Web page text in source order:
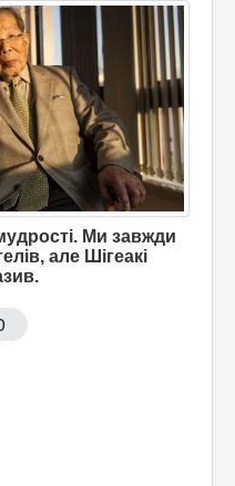
Ми завжди
але Шігеакі